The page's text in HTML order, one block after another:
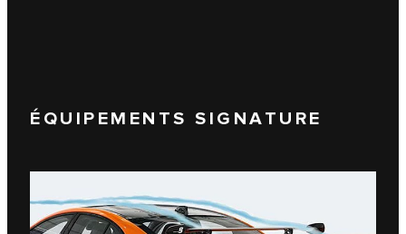
ÉQUIPEMENTS SIGNATURE